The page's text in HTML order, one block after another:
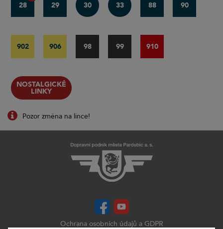
28 29 30 33 88 90
902 906 98 99 910
NOSTALGICKÉ
LINKY
Pozor změna na lince!
Ochrana osobních údajů a GDPR